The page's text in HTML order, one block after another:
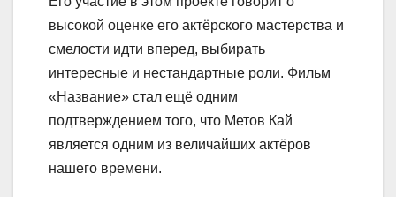
высокой оценке его актёрского мастерства и
смелости идти вперед, выбирать
интересные и нестандартные роли. Фильм
«Название» стал ещё одним
подтверждением того, что Метов Кай
является одним из величайших актёров
нашего времени.